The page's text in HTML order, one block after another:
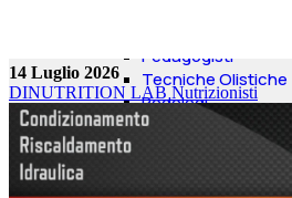
Pedagogisti
Tecniche Olistiche
Podologi
Psicomotricità
14 Luglio 2026
DINUTRITION LAB Nutrizionisti